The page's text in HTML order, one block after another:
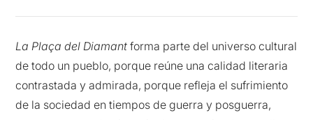
La Plaça del Diamant forma parte del universo cultural
de todo un pueblo, porque reúne una calidad literaria
contrastada y admirada, porque refleja el sufrimiento
de la sociedad en tiempos de guerra y posguerra,